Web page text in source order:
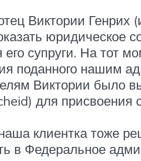
Виктории Генрих
юридическое
супруги. На тот
поданного нашим
Виктории было
для присвоения
клиентка тоже
в Федеральное